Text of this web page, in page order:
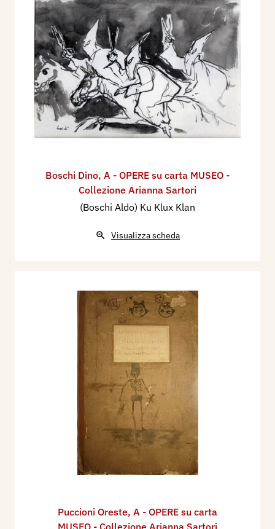
Boschi Dino, A - OPERE su carta MUSEO -
Collezione Arianna Sartori
(Boschi Aldo) Ku Klux Klan
Visualizza scheda
Puccioni Oreste, A - OPERE su carta